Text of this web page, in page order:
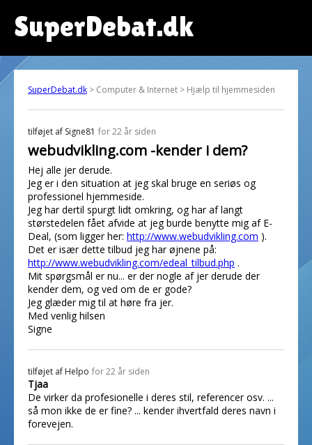
SuperDebat.dk
SuperDebat.dk > Computer & Internet > Hjælp til hjemmesiden
tilføjet af Signe81 for 22 år siden
webudvikling.com -kender i dem?
Hej alle jer derude.
Jeg er i den situation at jeg skal bruge en seriøs og
professionel hjemmeside.
Jeg har dertil spurgt lidt omkring, og har af langt
størstedelen fået afvide at jeg burde benytte mig af E-
Deal, (som ligger her: http://www.webudvikling.com ).
Det er især dette tilbud jeg har øjnene på:
http://www.webudvikling.com/edeal_tilbud.php .
Mit spørgsmål er nu... er der nogle af jer derude der
kender dem, og ved om de er gode?
Jeg glæder mig til at høre fra jer.
Med venlig hilsen
Signe
tilføjet af Helpo for 22 år siden
Tjaa
De virker da profesionelle i deres stil, referencer osv. ...
så mon ikke de er fine? ... kender ihvertfald deres navn i
forevejen.